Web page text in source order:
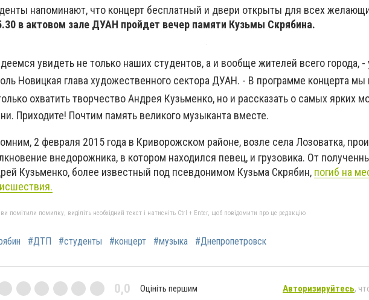
напоминают, что концерт бесплатный и двери открыты для всех
в актовом зале ДУАН пройдет вечер памяти Кузьмы Скрябина.
увидеть не только наших студентов, а и вообще жителей всего города, -
Новицкая глава художественного сектора ДУАН. - В программе концерта мы
охватить творчество Андрея Кузьменко, но и рассказать о самых ярких
Приходите! Почтим память великого музыканта вместе.
2 февраля 2015 года в Криворожском районе, возле села Лозоватка,
внедорожника, в котором находился певец, и грузовика. От
Кузьменко, более известный под псевдонимом Кузьма Скрябин, погиб на
помітили помилку, виділіть необхідний текст і натисніть Ctrl + Enter, щоб повідомити про це редакцію
#ДТП #студенты #концерт #музыка #Днепропетровск
0,0 Оцініть першим Авторизируйтесь,